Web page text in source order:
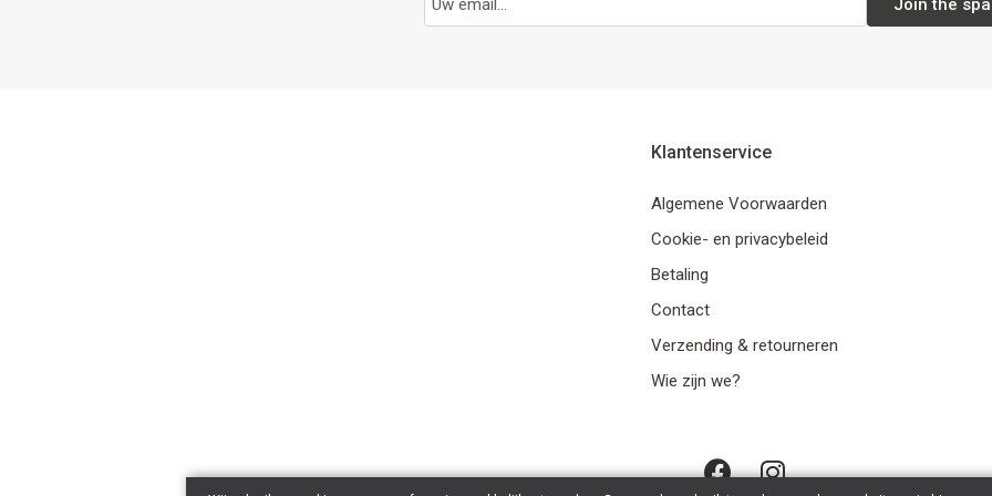
Join the
Klantenservice
Algemene Voorwaarden
Cookie- en privacybeleid
Betaling
Contact
Verzending & retourneren
Wie zijn we?